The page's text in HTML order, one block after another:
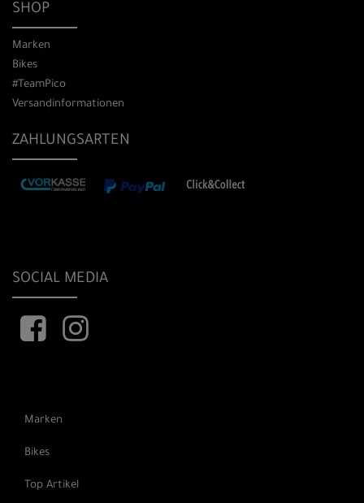
SHOP
Marken
Bikes
#TeamPico
Versandinformationen
ZAHLUNGSARTEN
SOCIAL MEDIA
Marken
Bikes
Top Artikel